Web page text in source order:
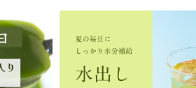
宇治抹茶だいふく 和
三盆仕立て 6個入
2,592 (税込)
お茶屋の京都 宇
1,743 (税込)
緑茶ティーパック（セ
ンパックシリーズ） 5g
×50袋
864 (税込)
ありがとう メッセ
付き緑茶ティーバ
410 (税込)
宇治抹茶そば3袋・そ
ばつゆ6袋（6人前）セ
ット 化粧箱（カート
ン/ギフトボックス）
3,032 (税込)
宇治抹茶そば２袋
2,278 (税込)
老舗茶舗の宇治抹茶
かすていらと宇治冠煎
茶の詰合せ
4,112 (税込)
宇治抹茶焼き菓子
4,511 (税込)
茶道具 帛紗 ふくさ 無
地 正絹帛紗 7匁(もん
め) (朱・赤・紫) (ポス
ト便対応可)
4,730 (税込)
茶道具 扇子（せん
扇子 利休百首 白
1,716 (税込)